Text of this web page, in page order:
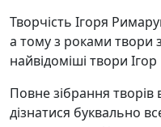
Творчість Ігоря
а тому з роками твори
найвідоміші твори
Повне зібрання творів
дізнатися буквально